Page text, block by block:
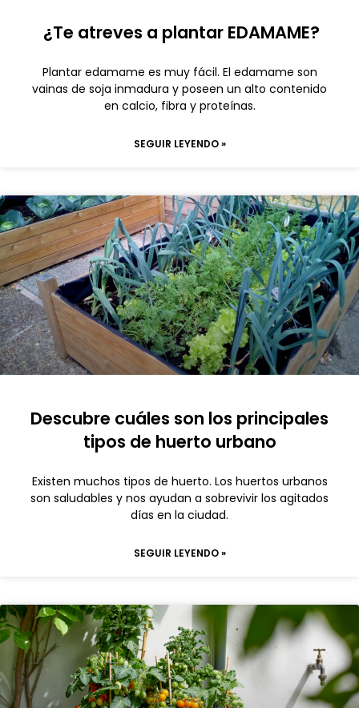
¿Te atreves a plantar EDAMAME?
Plantar edamame es muy fácil. El edamame son
vainas de soja inmadura y poseen un alto contenido
en calcio, fibra y proteínas.
SEGUIR LEYENDO »
Descubre cuáles son los principales
tipos de huerto urbano
Existen muchos tipos de huerto. Los huertos urbanos
son saludables y nos ayudan a sobrevivir los agitados
días en la ciudad.
SEGUIR LEYENDO »